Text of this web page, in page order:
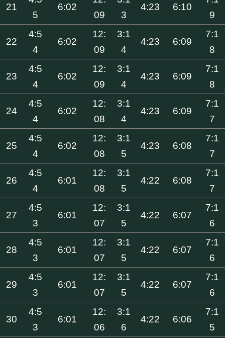
21
5
6:02
09
3
4:23 6:10
9
22
4:5
4
6:02
12:
09
3:1
4
4:23 6:09
7:1
8
23
4:5
4
6:02
12:
09
3:1
4
4:23 6:09
7:1
8
24
4:5
4
6:02
12:
08
3:1
4
4:23 6:09
7:1
7
25
4:5
4
6:02
12:
08
3:1
5
4:23 6:08
7:1
7
26
4:5
4
6:01
12:
08
3:1
5
4:22 6:08
7:1
7
27
4:5
3
6:01
12:
07
3:1
5
4:22 6:07
7:1
6
28
4:5
3
6:01
12:
07
3:1
5
4:22 6:07
7:1
6
29
4:5
3
6:01
12:
07
3:1
5
4:22 6:07
7:1
6
30
4:5
3
6:01
12:
06
3:1
6
4:22 6:06
7:1
5